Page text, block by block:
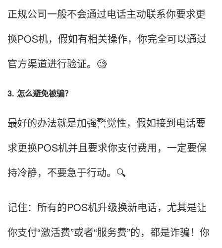
正规公司一般不会通过电话主动联系你要求更
换POS机，假如有相关操作，你完全可以通过
官方渠道进行验证。🧐
3. 怎么避免被骗？
最好的办法就是加强警觉性，假如接到电话要
求更换POS机并且要求你支付费用，一定要保
持冷静，不要急于行动。🔍
记住：所有的POS机升级换新电话，尤其是让
你支付“激活费”或者“服务费”的，都是诈骗！你